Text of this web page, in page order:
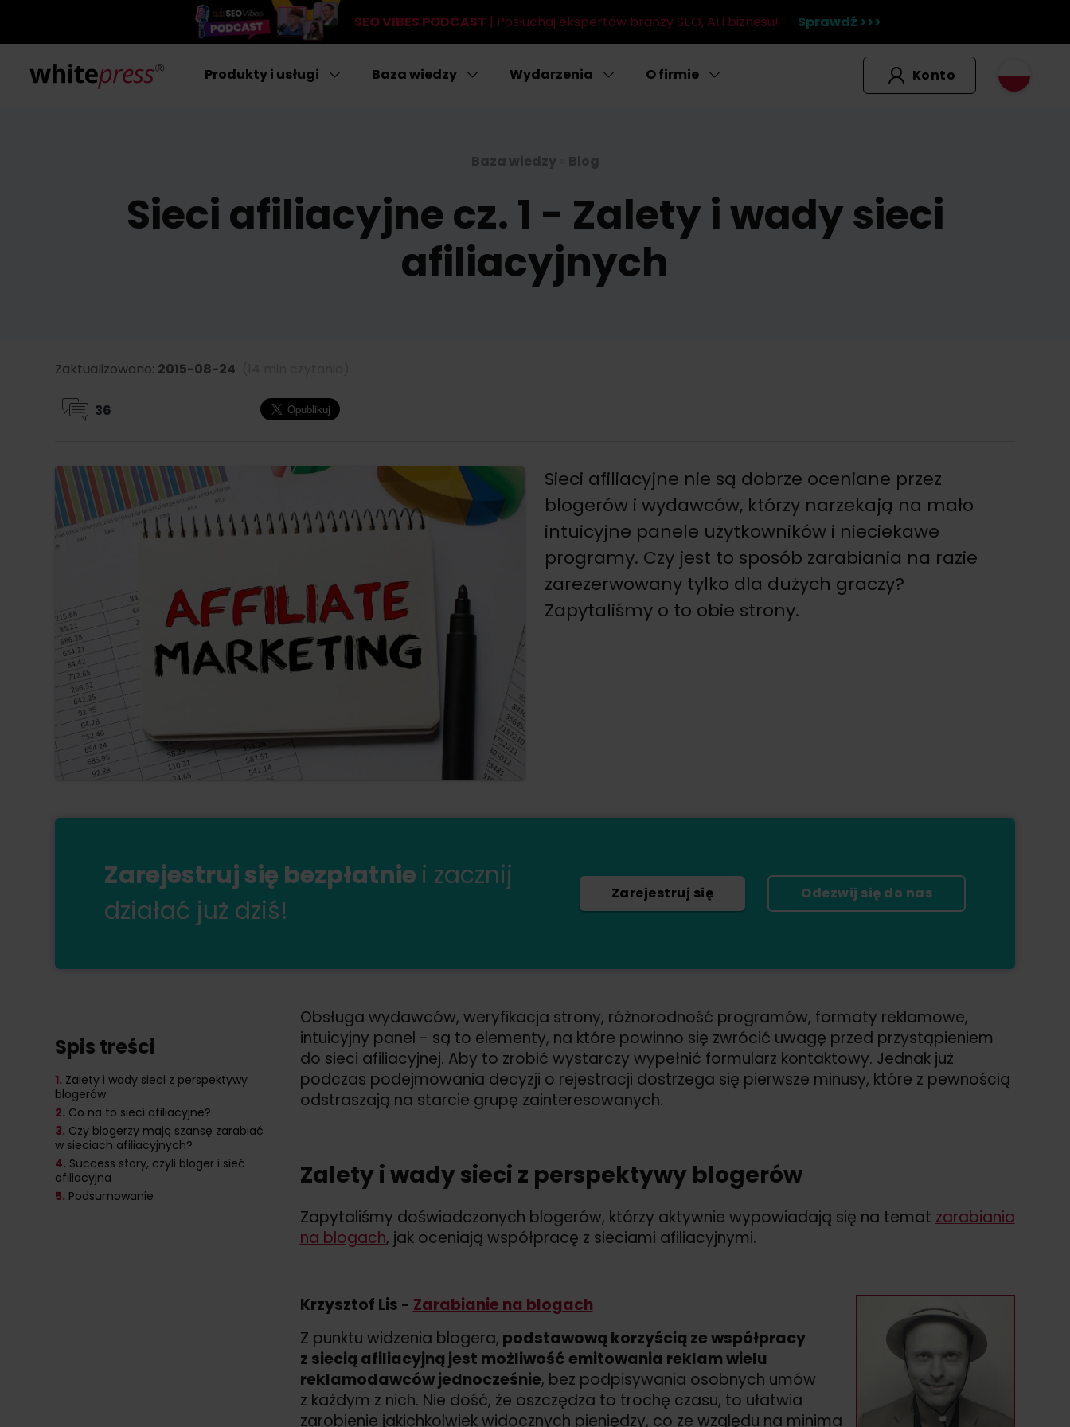
SEO VIBES PODCAST | Posłuchaj ekspertów branży SEO, AI i biznesu! Sprawdź >>>
Produkty i usługi Baza wiedzy Wydarzenia O firmie Konto
Baza wiedzy Blog
Sieci afiliacyjne cz. 1 - Zalety i wady sieci
afiliacyjnych
Zaktualizowano: 2015-08-24
36
Sieci afiliacyjne nie są dobrze oceniane przez
blogerów i wydawców, którzy narzekają na mało
intuicyjne panele użytkowników i nieciekawe
programy. Czy jest to sposób zarabiania na razie
zarezerwowany tylko dla dużych graczy?
Zapytaliśmy o to obie strony.
Zarejestruj się bezpłatnie i zacznij
działać już dziś!
Zarejestruj się Odezwij się do nas
Spis treści
1. Zalety i wady sieci z perspektywy
blogerów
2. Co na to sieci afiliacyjne?
3. Czy blogerzy mają szansę zarabiać
w sieciach afiliacyjnych?
4. Success story, czyli bloger i sieć
afiliacyjna
5. Podsumowanie
Obsługa wydawców, weryfikacja strony, różnorodność programów, formaty reklamowe,
intuicyjny panel - są to elementy, na które powinno się zwrócić uwagę przed przystąpieniem
do sieci afiliacyjnej. Aby to zrobić wystarczy wypełnić formularz kontaktowy. Jednak już
podczas podejmowania decyzji o rejestracji dostrzega się pierwsze minusy, które z pewnością
odstraszają na starcie grupę zainteresowanych.
Zalety i wady sieci z perspektywy blogerów
Zapytaliśmy doświadczonych blogerów, którzy aktywnie wypowiadają się na temat zarabiania
na blogach, jak oceniają współpracę z sieciami afiliacyjnymi.
Krzysztof Lis - Zarabianie na blogach
Z punktu widzenia blogera, podstawową korzyścią ze współpracy
z siecią afiliacyjną jest możliwość emitowania reklam wielu
reklamodawców jednocześnie, bez podpisywania osobnych umów
z każdym z nich. Nie dość, że oszczędza to trochę czasu, to ułatwia
zarobienie jakichkolwiek widocznych pieniędzy, co ze względu na minima